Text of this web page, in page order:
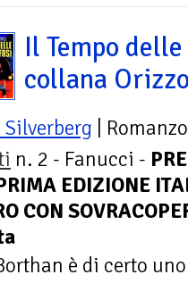
Il Tempo
collana
Silverberg | Romanzo
n. 2 - Fanucci -
EDIZIONE
CON
è di certo